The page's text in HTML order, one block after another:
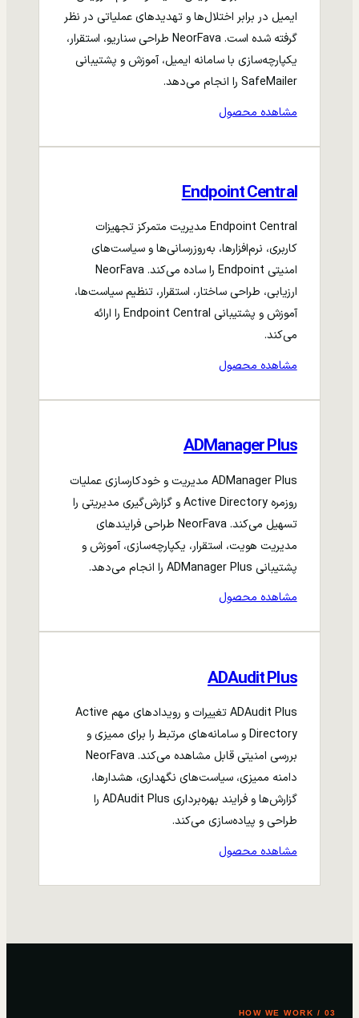
ایمیل در برابر اختلال‌ها و تهدیدهای عملیاتی در نظر
گرفته شده است. NeorFava طراحی سناریو، استقرار،
یکپارچه‌سازی با سامانه ایمیل، آموزش و پشتیبانی
SafeMailer را انجام می‌دهد.
مشاهده محصول
Endpoint Central
Endpoint Central مدیریت متمرکز تجهیزات
کاربری، نرم‌افزارها، به‌روزرسانی‌ها و سیاست‌های
امنیتی Endpoint را ساده می‌کند. NeorFava
ارزیابی، طراحی ساختار، استقرار، تنظیم سیاست‌ها،
آموزش و پشتیبانی Endpoint Central را ارائه
می‌کند.
مشاهده محصول
ADManager Plus
ADManager Plus مدیریت و خودکارسازی عملیات
روزمره Active Directory و گزارش‌گیری مدیریتی را
تسهیل می‌کند. NeorFava طراحی فرایندهای
مدیریت هویت، استقرار، یکپارچه‌سازی، آموزش و
پشتیبانی ADManager Plus را انجام می‌دهد.
مشاهده محصول
ADAudit Plus
ADAudit Plus تغییرات و رویدادهای مهم Active
Directory و سامانه‌های مرتبط را برای ممیزی و
بررسی امنیتی قابل مشاهده می‌کند. NeorFava
دامنه ممیزی، سیاست‌های نگهداری، هشدارها،
گزارش‌ها و فرایند بهره‌برداری ADAudit Plus را
طراحی و پیاده‌سازی می‌کند.
مشاهده محصول
03 / HOW WE WORK